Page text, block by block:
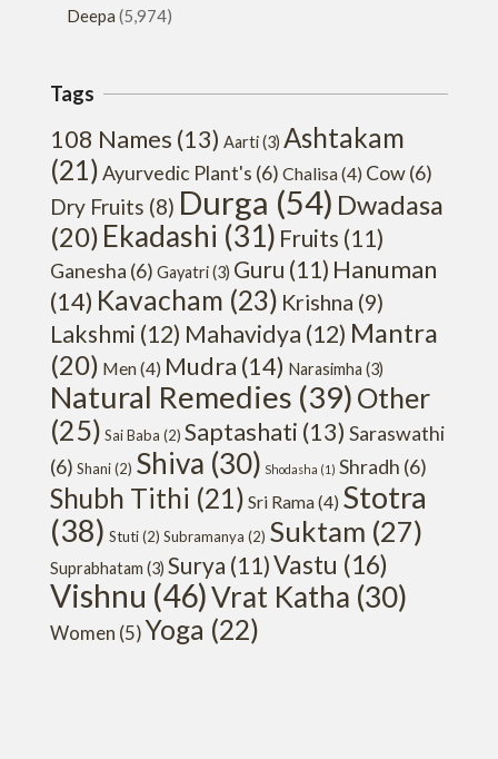
Deepa (5,974)
Tags
108 Names (13) Aarti(3) Ashtakam
(21)Ayurvedic Plant's (6) Chalisa(4) Cow(6)
Dry Fruits (8) Durga (54) Dwadasa
(20) Ekadashi (31) Fruits (11)
Ganesha (6) Gayatri(3) Guru (11) Hanuman
(14) Kavacham (23) Krishna (9)
Lakshmi (12) Mahavidya (12) Mantra
(20) Men(4) Mudra (14) Narasimha (3)
Natural Remedies (39) Other
(25) Sai Baba (2) Saptashati (13) Saraswathi
(6) Shani(2) Shiva (30) Shodasha (1) Shradh (6)
Shubh Tithi (21) Sri Rama(4) Stotra
(38) Stuti(2) Subramanya (2) Suktam (27)
Suprabhatam (3) Surya (11)Vastu (16)
Vishnu (46)Vrat Katha (30)
Women (5)Yoga (22)